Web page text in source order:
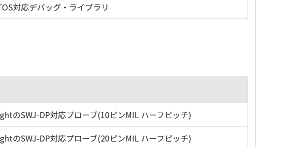
対応デバッグ・ライブラリ
のSWJ-DP対応プローブ(10ピンMIL ハーフピッチ)
のSWJ-DP対応プローブ(20ピンMIL ハーフピッチ)